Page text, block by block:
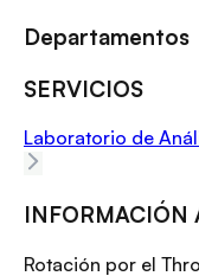
Departamentos
SERVICIOS
Laboratorio de
INFORMACIÓN
Rotación por el